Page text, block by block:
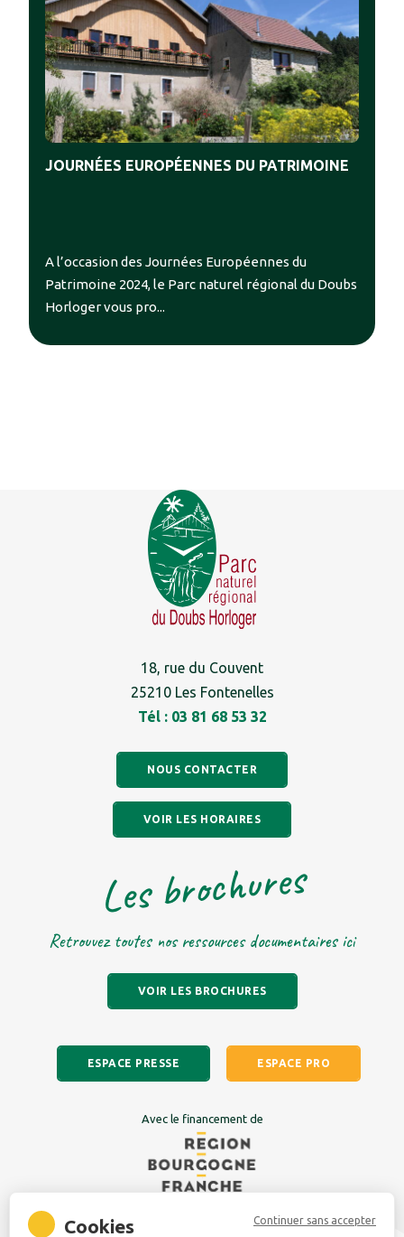
JOURNÉES EUROPÉENNES DU PATRIMOINE
A l’occasion des Journées Européennes du
Patrimoine 2024, le Parc naturel régional du Doubs
Horloger vous pro...
ESPACE PRESSE ESPACE PRO
Avec le financement de
18, rue du Couvent
25210 Les Fontenelles
Tél : 03 81 68 53 32
NOUS CONTACTER
VOIR LES HORAIRES
Les brochures
Retrouvez toutes nos ressources documentaires ici
VOIR LES BROCHURES
# #
#
#
Continuer sans accepter